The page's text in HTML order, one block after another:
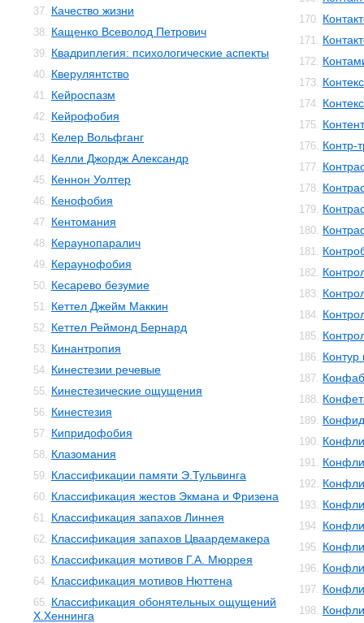
37. Качество жизни
38. Кащенко Всеволод Петрович
39. Квадриплегия: психологические аспекты
40. Кверулянтство
41. Кейроспазм
42. Кейрофобия
43. Келер Вольфганг
44. Келли Джордж Александр
45. Кеннон Уолтер
46. Кенофобия
47. Кентомания
48. Кераунопаралич
49. Кераунофобия
50. Кесарево безумие
51. Кеттел Джейм Маккин
52. Кеттел Реймонд Бернард
53. Кинантропия
54. Кинестезии речевые
55. Кинестезические ощущения
56. Кинестезия
57. Кипридофобия
58. Клазомания
59. Классификации памяти Э.Тульвинга
60. Классификация жестов Экмана и Фризена
61. Классификация запахов Линнея
62. Классификация запахов Цваардемакера
63. Классификация мотивов Г.А. Мюррея
64. Классификация мотивов Нюттена
65. Классификация обонятельных ощущений
Х.Хеннинга
170.
171.
172.
173.
174.
175.
176. Контр-
177.
178.
179.
180.
181.
182.
183.
184.
185.
186. Контур
187.
188.
189.
190.
191.
192.
193.
194.
195.
196.
197.
198.